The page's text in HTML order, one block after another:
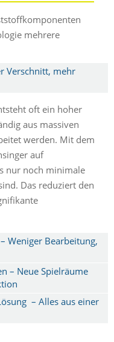
mehrere
Verschnitt, mehr
oft ein hoher
aus massiven
werden. Mit dem
auf
nur noch minimale
Das reduziert den
Weniger Bearbeitung,
– Neue Spielräume
– Alles aus einer